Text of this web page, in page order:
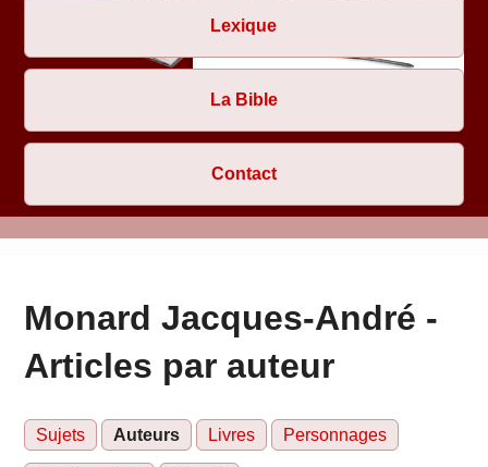
Lexique
La Bible
Contact
Monard Jacques-André -
Articles par auteur
Sujets Auteurs Livres Personnages